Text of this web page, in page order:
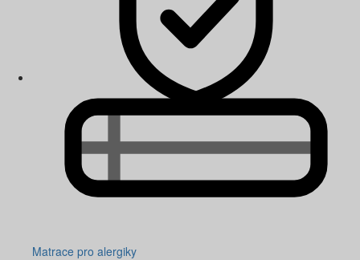
Matrace pro alergiky